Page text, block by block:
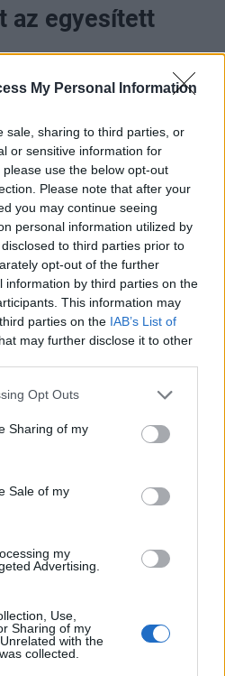
My Personal Information
sale, sharing to third parties, or
or sensitive information for
use the below opt-out
Please note that after your
you may continue seeing
personal information utilized by
to third parties prior to
opt-out of the further
information by third parties on the
This information may
parties on the IAB’s List of
may further disclose it to other
Opt Outs
Sharing of my
Sale of my
my
Advertising.
Use,
Sharing of my
with the
collected.
az egyesített
mindegyik fő
negyedéves számokat
Bank International ma
történt összeolvadás
220 millió eurós
kal múlja felül a Reuters
leánybank az első
eurós nyereséget ért el.
a bankcsoport kockázatokkal
három hónap alatt 3%-kal
(NPL-ráta) tovább csökkent, és
a kockázati költségek,
hírarchívumához
előfizetéses
tartalmazza: